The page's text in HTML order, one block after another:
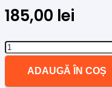
185,00 lei
Cantitate
ADAUGĂ ÎN COȘ